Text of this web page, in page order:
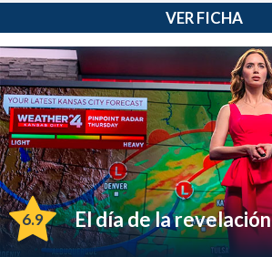
VER FICHA
6.9 El día de la revelación